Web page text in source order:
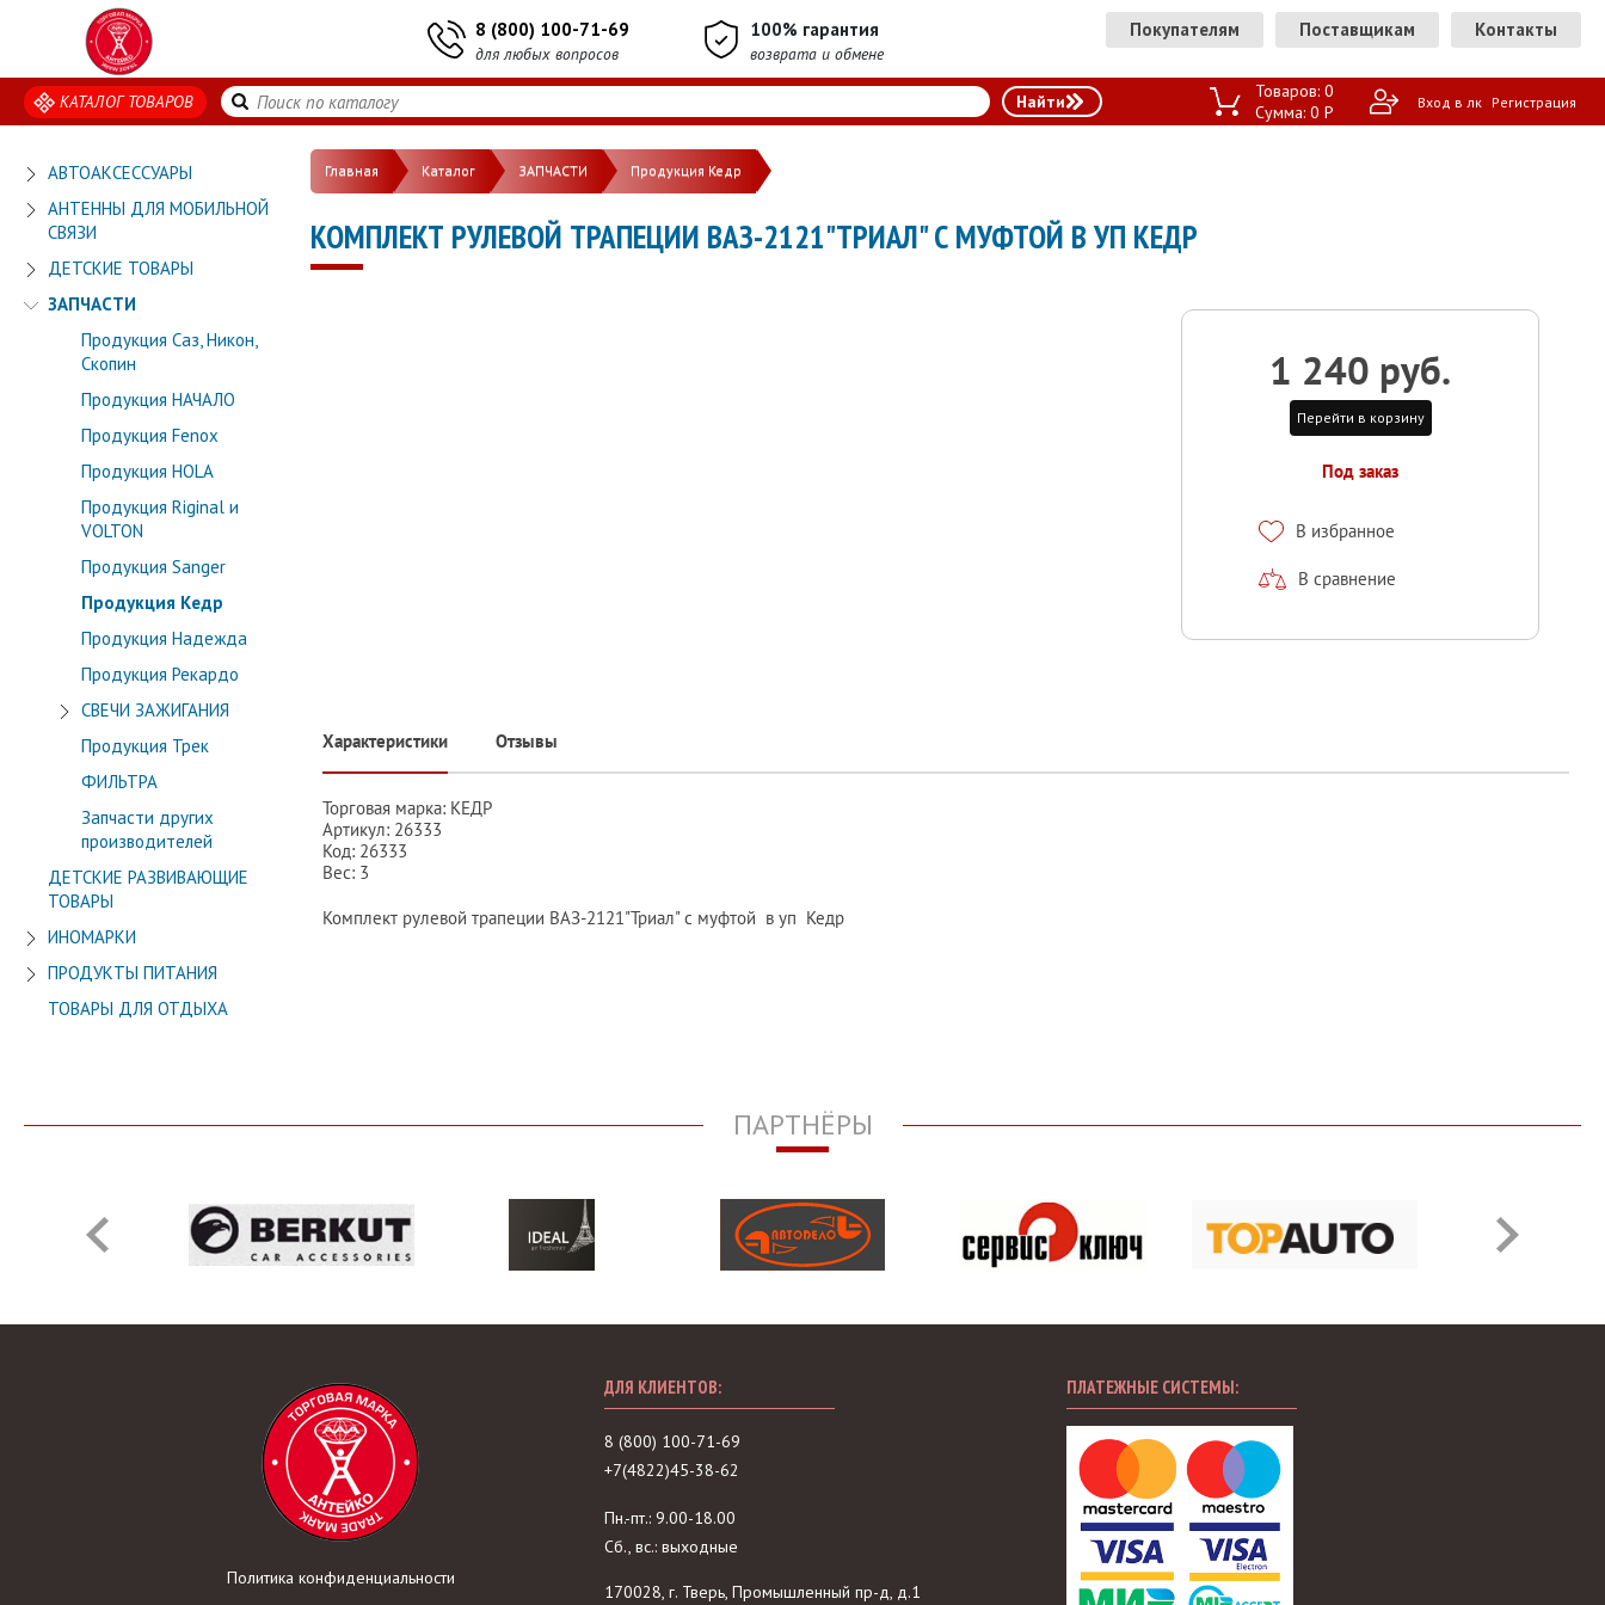
8 (800) 100-71-69
для любых вопросов
100% гарантия
возврата и обмене
Покупателям Поставщикам Контакты
КАТАЛОГ ТОВАРОВ Товаров: 0
Сумма: 0 P Вход в лк Регистрация
АВТОАКСЕССУАРЫ
АНТЕННЫ ДЛЯ МОБИЛЬНОЙ
СВЯЗИ
ДЕТСКИЕ ТОВАРЫ
ЗАПЧАСТИ
Продукция Саз, Никон,
Скопин
Продукция НАЧАЛО
Продукция Fenox
Продукция HOLA
Продукция Riginal и
VOLTON
Продукция Sanger
Продукция Кедр
Продукция Надежда
Продукция Рекардо
СВЕЧИ ЗАЖИГАНИЯ
Продукция Трек
ФИЛЬТРА
Запчасти других
производителей
ДЕТСКИЕ РАЗВИВАЮЩИЕ
ТОВАРЫ
ИНОМАРКИ
ПРОДУКТЫ ПИТАНИЯ
ТОВАРЫ ДЛЯ ОТДЫХА
Главная Каталог ЗАПЧАСТИ Продукция Кедр
КОМПЛЕКТ РУЛЕВОЙ ТРАПЕЦИИ ВАЗ-2121"ТРИАЛ" С МУФТОЙ В УП КЕДР
1 240 руб.
Перейти в корзину
Под заказ
В избранное
В сравнение
Характеристики Отзывы
Торговая марка: КЕДР
Артикул: 26333
Код: 26333
Вес: 3
Комплект рулевой трапеции ВАЗ-2121"Триал" с муфтой в уп Кедр
ПАРТНЁРЫ
Политика конфиденциальности
ДЛЯ КЛИЕНТОВ:
8 (800) 100-71-69
+7(4822)45-38-62
Пн.-пт.: 9.00-18.00
Сб., вс.: выходные
170028, г. Тверь, Промышленный пр-д, д.1
ПЛАТЕЖНЫЕ СИСТЕМЫ: